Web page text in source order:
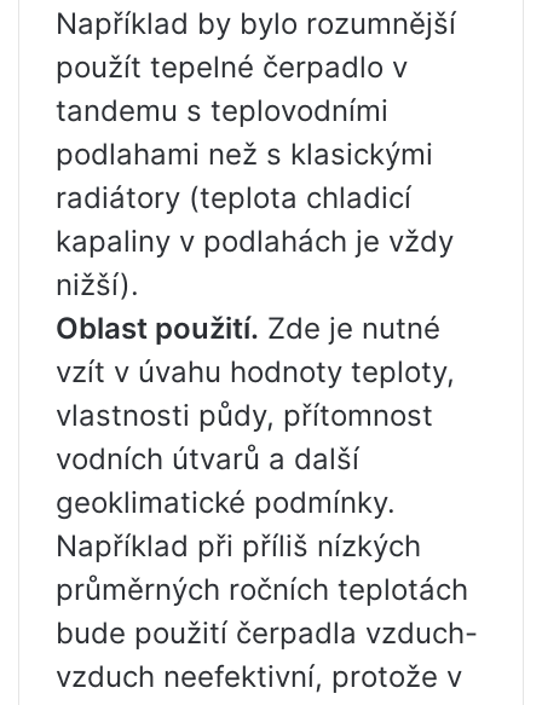
Například by bylo rozumnější
použít tepelné čerpadlo v
tandemu s teplovodními
podlahami než s klasickými
radiátory (teplota chladicí
kapaliny v podlahách je vždy
nižší).
Oblast použití. Zde je nutné
vzít v úvahu hodnoty teploty,
vlastnosti půdy, přítomnost
vodních útvarů a další
geoklimatické podmínky.
Například při příliš nízkých
průměrných ročních teplotách
bude použití čerpadla vzduch-
vzduch neefektivní, protože v